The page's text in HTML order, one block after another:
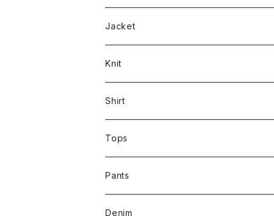
Jacket
Knit
Shirt
Tops
Pants
Denim